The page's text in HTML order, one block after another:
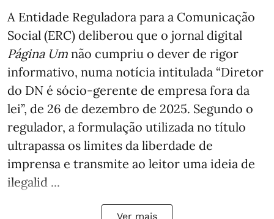
A Entidade Reguladora para a Comunicação
Social (ERC) deliberou que o jornal digital
Página Um não cumpriu o dever de rigor
informativo, numa notícia intitulada “Diretor
do DN é sócio‑gerente de empresa fora da
lei”, de 26 de dezembro de 2025. Segundo o
regulador, a formulação utilizada no título
ultrapassa os limites da liberdade de
imprensa e transmite ao leitor uma ideia de
ilegalid ...
Ver mais